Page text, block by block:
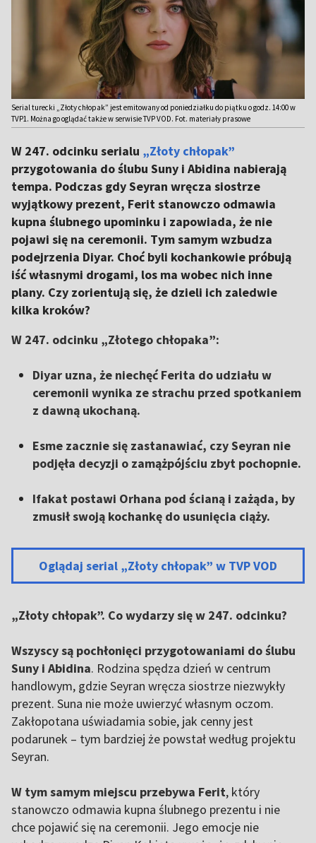
Serial turecki „Złoty chłopak” jest emitowany od poniedziałku do piątku o godz. 14:00 w
TVP1. Można go oglądać także w serwisie TVP VOD. Fot. materiały prasowe
W 247. odcinku serialu „Złoty chłopak”
przygotowania do ślubu Suny i Abidina nabierają
tempa. Podczas gdy Seyran wręcza siostrze
wyjątkowy prezent, Ferit stanowczo odmawia
kupna ślubnego upominku i zapowiada, że nie
pojawi się na ceremonii. Tym samym wzbudza
podejrzenia Diyar. Choć byli kochankowie próbują
iść własnymi drogami, los ma wobec nich inne
plany. Czy zorientują się, że dzieli ich zaledwie
kilka kroków?
W 247. odcinku „Złotego chłopaka”:
Diyar uzna, że niechęć Ferita do udziału w
ceremonii wynika ze strachu przed spotkaniem
z dawną ukochaną.
Esme zacznie się zastanawiać, czy Seyran nie
podjęła decyzji o zamążpójściu zbyt pochopnie.
Ifakat postawi Orhana pod ścianą i zażąda, by
zmusił swoją kochankę do usunięcia ciąży.
Oglądaj serial „Złoty chłopak” w TVP VOD
„Złoty chłopak”. Co wydarzy się w 247. odcinku?
Wszyscy są pochłonięci przygotowaniami do ślubu
Suny i Abidina. Rodzina spędza dzień w centrum
handlowym, gdzie Seyran wręcza siostrze niezwykły
prezent. Suna nie może uwierzyć własnym oczom.
Zakłopotana uświadamia sobie, jak cenny jest
podarunek – tym bardziej że powstał według projektu
Seyran.
W tym samym miejscu przebywa Ferit, który
stanowczo odmawia kupna ślubnego prezentu i nie
chce pojawić się na ceremonii. Jego emocje nie